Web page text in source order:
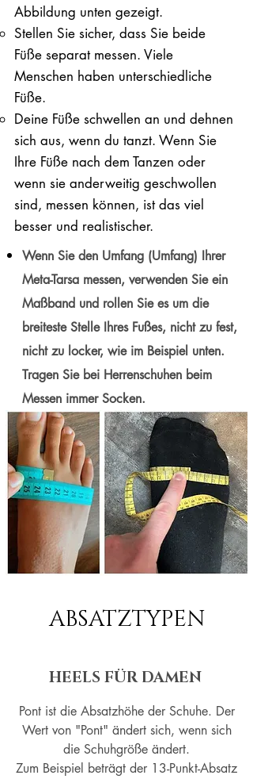
Abbildung unten gezeigt.
Stellen Sie sicher, dass Sie beide
Füße separat messen. Viele
Menschen haben unterschiedliche
Füße.
Deine Füße schwellen an und dehnen
sich aus, wenn du tanzt. Wenn Sie
Ihre Füße nach dem Tanzen oder
wenn sie anderweitig geschwollen
sind, messen können, ist das viel
besser und realistischer.
Wenn Sie den Umfang (Umfang) Ihrer
Meta-Tarsa messen, verwenden Sie ein
Maßband und rollen Sie es um die
breiteste Stelle Ihres Fußes, nicht zu fest,
nicht zu locker, wie im Beispiel unten.
Tragen Sie bei Herrenschuhen beim
Messen immer Socken.
ABSATZTYPEN
HEELS FÜR DAMEN
Pont ist die Absatzhöhe der Schuhe. Der
Wert von "Pont" ändert sich, wenn sich
die Schuhgröße ändert.
Zum Beispiel beträgt der 13-Punkt-Absatz